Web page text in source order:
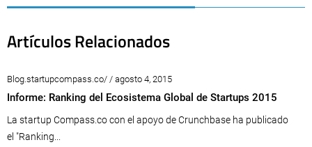
Artículos Relacionados
Blog.startupcompass.co/ / agosto 4, 2015
Informe: Ranking del Ecosistema Global de Startups 2015
La startup Compass.co con el apoyo de Crunchbase ha publicado
el "Ranking...